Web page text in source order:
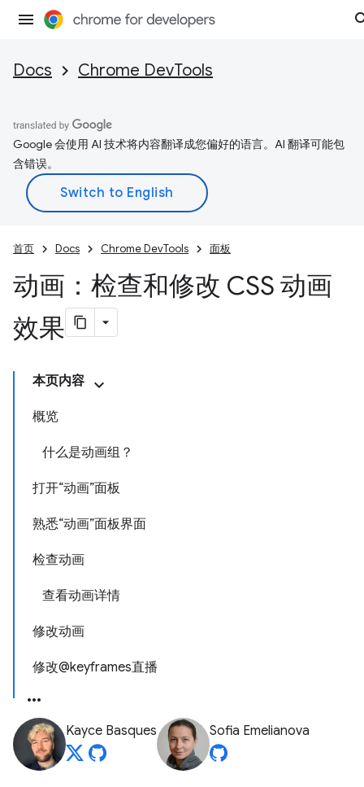
Docs Chrome DevTools
Google 会使用 AI 技术将内容翻译成您偏好的语言。AI 翻译可能包
含错误。
首页 Docs Chrome DevTools 面板
动画：检查和修改 CSS 动画
效果
本页内容
概览
什么是动画组？
打开“动画”面板
熟悉“动画”面板界面
检查动画
查看动画详情
修改动画
修改@keyframes直播
Kayce Basques Sofia Emelianova